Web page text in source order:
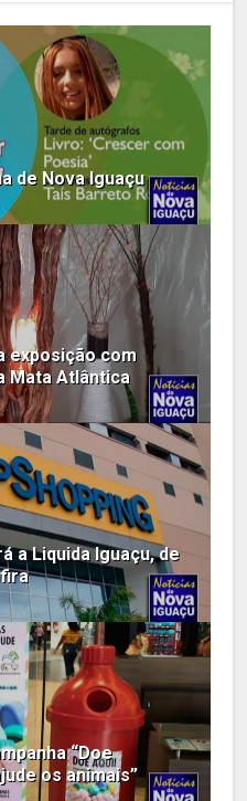
de Nova Iguaçu
exposição com
Mata Atlântica
a Liquida Iguaçu, de
“Doe
os animais”